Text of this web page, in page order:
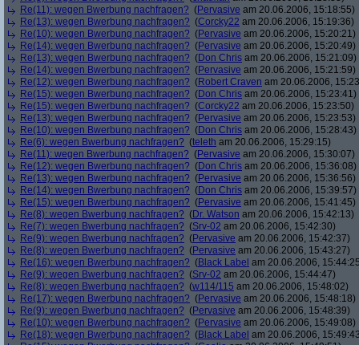
Re(11): wegen Bwerbung nachfragen? (Pervasive am 20.06.2006, 15:18:55)
Re(13): wegen Bwerbung nachfragen? (Corcky22 am 20.06.2006, 15:19:36)
Re(10): wegen Bwerbung nachfragen? (Pervasive am 20.06.2006, 15:20:21)
Re(14): wegen Bwerbung nachfragen? (Pervasive am 20.06.2006, 15:20:49)
Re(13): wegen Bwerbung nachfragen? (Don Chris am 20.06.2006, 15:21:09)
Re(14): wegen Bwerbung nachfragen? (Pervasive am 20.06.2006, 15:21:59)
Re(12): wegen Bwerbung nachfragen? (Robert Craven am 20.06.2006,
Re(15): wegen Bwerbung nachfragen? (Don Chris am 20.06.2006, 15:23:41)
Re(15): wegen Bwerbung nachfragen? (Corcky22 am 20.06.2006, 15:23:50)
Re(13): wegen Bwerbung nachfragen? (Pervasive am 20.06.2006, 15:23:53)
Re(10): wegen Bwerbung nachfragen? (Don Chris am 20.06.2006, 15:28:43)
Re(6): wegen Bwerbung nachfragen? (teleth am 20.06.2006, 15:29:15)
Re(11): wegen Bwerbung nachfragen? (Pervasive am 20.06.2006, 15:30:07)
Re(12): wegen Bwerbung nachfragen? (Don Chris am 20.06.2006, 15:36:08)
Re(13): wegen Bwerbung nachfragen? (Pervasive am 20.06.2006, 15:36:56)
Re(14): wegen Bwerbung nachfragen? (Don Chris am 20.06.2006, 15:39:57)
Re(15): wegen Bwerbung nachfragen? (Pervasive am 20.06.2006, 15:41:45)
Re(8): wegen Bwerbung nachfragen? (Dr. Watson am 20.06.2006, 15:42:13)
Re(7): wegen Bwerbung nachfragen? (Srv-02 am 20.06.2006, 15:42:30)
Re(9): wegen Bwerbung nachfragen? (Pervasive am 20.06.2006, 15:42:37)
Re(8): wegen Bwerbung nachfragen? (Pervasive am 20.06.2006, 15:43:27)
Re(16): wegen Bwerbung nachfragen? (Black Label am 20.06.2006,
Re(9): wegen Bwerbung nachfragen? (Srv-02 am 20.06.2006, 15:44:47)
Re(8): wegen Bwerbung nachfragen? (w114/115 am 20.06.2006, 15:48:02)
Re(17): wegen Bwerbung nachfragen? (Pervasive am 20.06.2006, 15:48:18)
Re(9): wegen Bwerbung nachfragen? (Pervasive am 20.06.2006, 15:48:39)
Re(10): wegen Bwerbung nachfragen? (Pervasive am 20.06.2006, 15:49:08)
Re(18): wegen Bwerbung nachfragen? (Black Label am 20.06.2006,